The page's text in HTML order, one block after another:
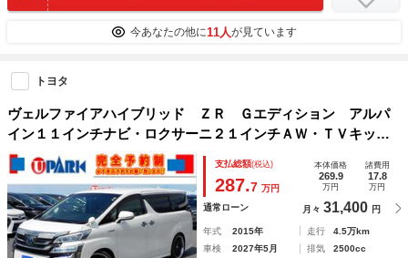
今あなたの他に11人が見ています
トヨタ
ヴェルファイアハイブリッド ＺＲ Ｇエディション アルパ
イン１１インチナビ・ロクサーニ２１インチＡＷ・ＴＶキッ
ト・ＤＶＤ・Ｂカメラ・ＢＴオーディオ・フリップダウンモニ
ター・両側自動ドア・ＬＥＤライト・スマキー・オートライ
ト・Ｃセンサー・ＥＴＣ
支払総額(税込)
287.7 万円
本体価格
269.9
万円
諸費用
17.8
万円
通常ローン 月々 31,400 円
年式 2015年 走行
4.5万km
車検
2027年5月 排気
2500cc